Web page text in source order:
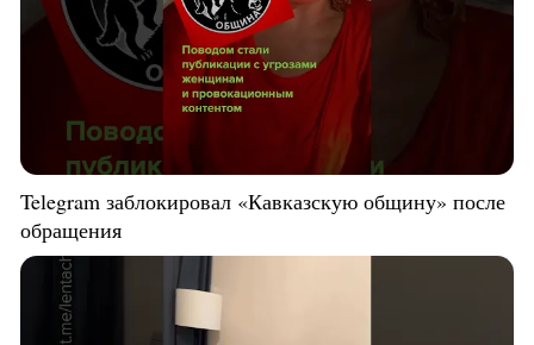
Telegram заблокировал «Кавказскую общину» после
обращения